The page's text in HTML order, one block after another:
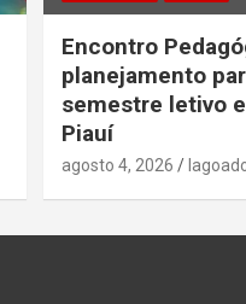
Encontro
planejamento
semestre letivo
Piauí
agosto 4, 2026